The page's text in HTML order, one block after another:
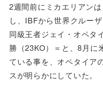
2週間前にミカエリアン
し、IBFから世界クルー
同級王者ジェイ・オペタ
勝（23KO）＝と、8月に
ている事を、オペタイア
スが明らかにしていた。